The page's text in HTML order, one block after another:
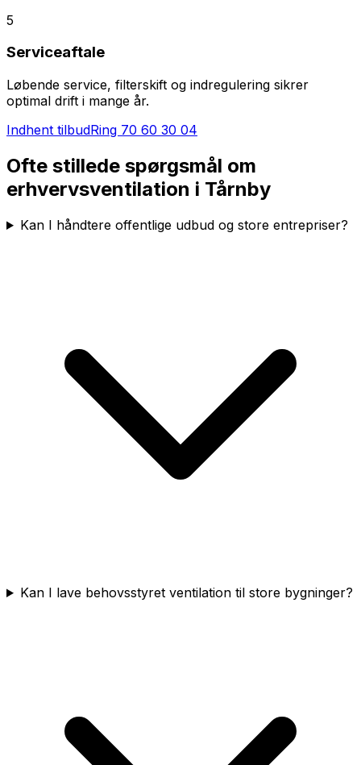
5
Serviceaftale
Løbende service, filterskift og indregulering sikrer
optimal drift i mange år.
Indhent tilbudRing 70 60 30 04
Ofte stillede spørgsmål om
erhvervsventilation i Tårnby
Kan I håndtere offentlige udbud og store entrepriser?
Kan I lave behovsstyret ventilation til store bygninger?